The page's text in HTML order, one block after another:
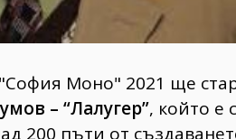
Моно" 2021 ще
– “Лалугер”, който е
200 пъти oт